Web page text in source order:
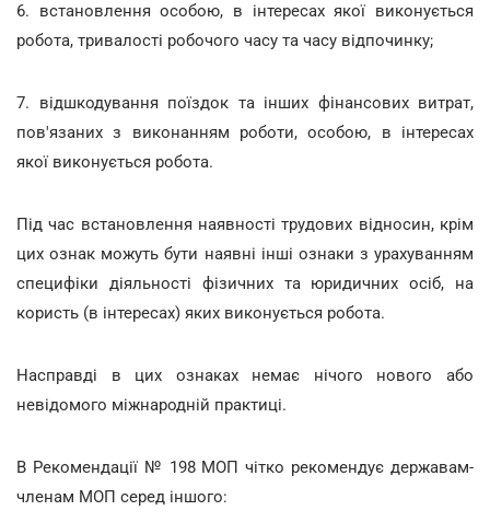
6. встановлення особою, в інтересах якої виконується
робота, тривалості робочого часу та часу відпочинку;
7. відшкодування поїздок та інших фінансових витрат,
пов'язаних з виконанням роботи, особою, в інтересах
якої виконується робота.
Під час встановлення наявності трудових відносин, крім
цих ознак можуть бути наявні інші ознаки з урахуванням
специфіки діяльності фізичних та юридичних осіб, на
користь (в інтересах) яких виконується робота.
Насправді в цих ознаках немає нічого нового або
невідомого міжнародній практиці.
В Рекомендації № 198 МОП чітко рекомендує державам-
членам МОП серед іншого: